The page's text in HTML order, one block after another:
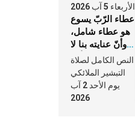
الأربعاء 5 آب 2026
عطاء الرّبّ يسوع
هو عطاء شامل،
وأنّ عنايته بنا لا
تغيب عنّا أبدًا
النص الكامل لصلاة
التبشير الملائكي
يوم الأحد 2 آب
2026